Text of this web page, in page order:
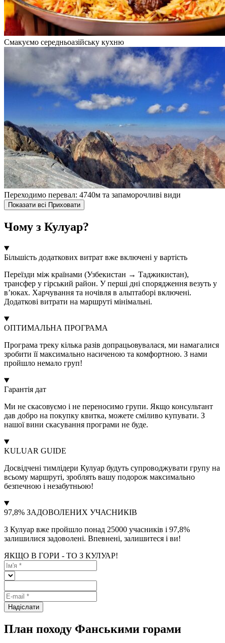
Смакуємо середньоазійську кухню
Переходимо перевал: 4740м та запаморочливі види
Показати всі Приховати
Чому з Кулуар?
Більшість додаткових витрат вже включені у вартість
Переїзди між країнами (Узбекистан → Таджикистан),
трансфер у гірський район. У перші дні спорядження везуть у
в’юках. Харчування та ночівля в альптаборі включені.
Додаткові витрати на маршруті мінімальні.
ОПТИМАЛЬНА ПРОГРАМА
Програма треку кілька разів допрацьовувалася, ми намагалися
зробити її максимально насиченою та комфортною. З нами
пройшло немало груп!
Гарантія дат
Ми не скасовуємо і не переносимо групи. Якщо консультант
дав добро на покупку квитка, можете сміливо купувати. З
нашої вини скасування програми не буде.
KULUAR GUIDE
Досвідчені тимлідери Кулуар будуть супроводжувати групу на
всьому маршруті, зроблять вашу подорож максимально
безпечною і незабутньою!
97,8% ЗАДОВОЛЕНИХ УЧАСНИКІВ
З Кулуар вже пройшло понад 25000 учасників і 97,8%
залишилися задоволені. Впевнені, залишитеся і ви!
ЯКЩО В ГОРИ - ТО З КУЛУАР!
Надіслати
План походу Фанськими горами